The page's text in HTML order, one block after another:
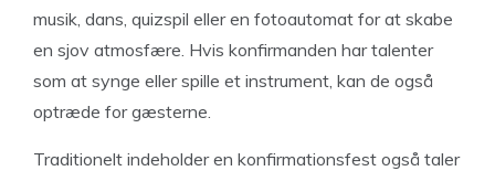
musik, dans, quizspil eller en fotoautomat for at skabe
en sjov atmosfære. Hvis konfirmanden har talenter
som at synge eller spille et instrument, kan de også
optræde for gæsterne.
Traditionelt indeholder en konfirmationsfest også taler